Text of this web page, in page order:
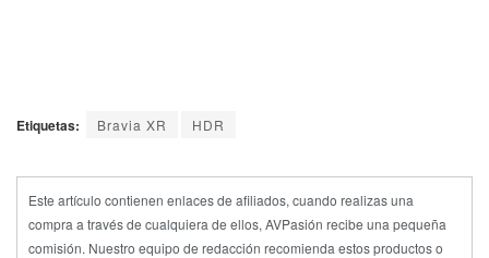
Etiquetas: Bravia XR HDR
Este artículo contienen enlaces de afiliados, cuando realizas una
compra a través de cualquiera de ellos, AVPasión recibe una pequeña
comisión. Nuestro equipo de redacción recomienda estos productos o